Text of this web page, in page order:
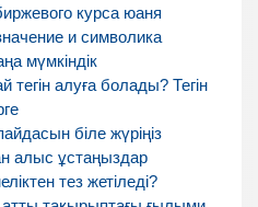
курса юаня
и символика
мүмкіндік
алуға болады? Тегін
біле жүріңіз
алыс ұстаңыздар
тез жетіледі?